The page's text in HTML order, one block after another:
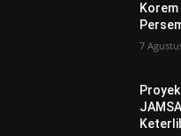
7